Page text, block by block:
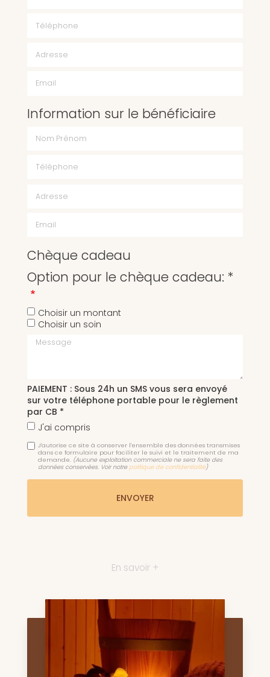
Information sur le bénéficiaire
Chèque cadeau
Option pour le chèque cadeau: *
Choisir un montant
Choisir un soin
Message
PAIEMENT : Sous 24h un SMS vous sera envoyé
sur votre téléphone portable pour le règlement
par CB *
J'ai compris
J'autorise ce site à conserver l'ensemble des données transmises
dans ce formulaire pour faciliter le suivi et le traitement de ma
demande. (Aucune exploitation commerciale ne sera faite des
données conservées. Voir notre politique de confidentialité)
En savoir +